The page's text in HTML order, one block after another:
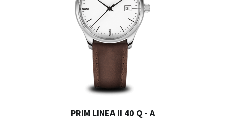
PRIM LINEA II 40 Q - A